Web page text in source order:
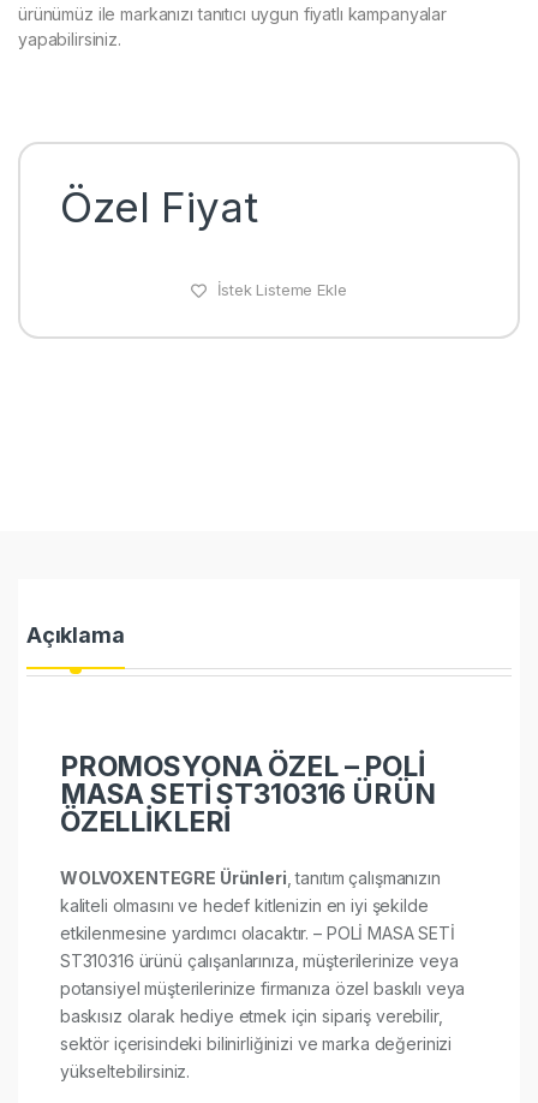
ürünümüz ile markanızı tanıtıcı uygun fiyatlı kampanyalar
yapabilirsiniz.
Özel Fiyat
İstek Listeme Ekle
Açıklama
PROMOSYONA ÖZEL – POLİ
MASA SETİ ST310316 ÜRÜN
ÖZELLİKLERİ
WOLVOXENTEGRE Ürünleri , tanıtım çalışmanızın
kaliteli olmasını ve hedef kitlenizin en iyi şekilde
etkilenmesine yardımcı olacaktır. – POLİ MASA SETİ
ST310316 ürünü çalışanlarınıza, müşterilerinize veya
potansiyel müşterilerinize firmanıza özel baskılı veya
baskısız olarak hediye etmek için sipariş verebilir,
sektör içerisindeki bilinirliğinizi ve marka değerinizi
yükseltebilirsiniz.